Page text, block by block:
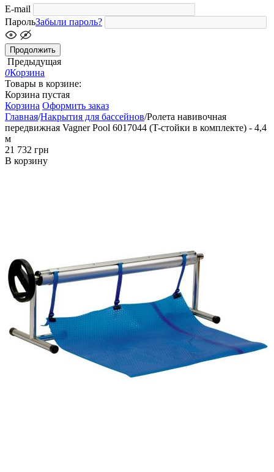
E-mail
ПарольЗабыли пароль?
Продолжить
Предыдущая
0Корзина
Товары в корзине:
Корзина пустая
Корзина Оформить заказ
Главная/Накрытия для бассейнов/Ролета навивочная
передвижная Vagner Pool 6017044 (T-стойки в комплекте) - 4,4
м
‍21 732‍ грн
В корзину